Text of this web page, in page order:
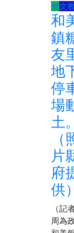
遊文
和
鎮
友
地
停
場
土
（
片
府
供
（記
周為